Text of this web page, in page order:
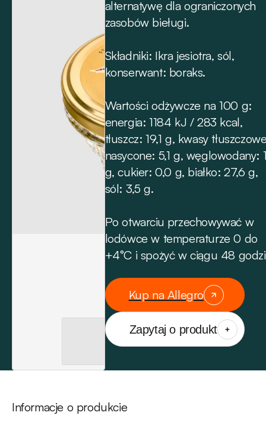
alternatywę dla ograniczonych
zasobów bieługi.
Składniki: Ikra jesiotra, sól,
konserwant: boraks.
Wartości odżywcze na 100 g:
energia: 1184 kJ / 283 kcal,
tłuszcz: 19,1 g, kwasy
nasycone: 5,1 g, węglowodany:
g, cukier: 0,0 g, białko: 27,6 g,
sól: 3,5 g.
Po otwarciu przechowywać w
lodówce w temperaturze 0 do
+4°C i spożyć w ciągu 48
Kup na Allegro
Zapytaj o produkt
Informacje o produkcie